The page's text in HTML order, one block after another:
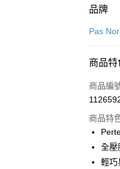
付款方
信用卡
Google
運送
付款後
品牌
Pas
商品特
商品編
商品特
全壓
輕巧